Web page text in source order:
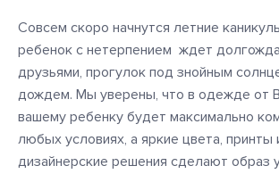
Cовсем скоро начнутся летние
ребенок с нетерпением ждет
друзьями, прогулок под знойным
дождем. Мы уверены, что в одежде от
вашему ребенку будет максимально
любых условиях, а яркие цвета,
дизайнерские решения сделают образ